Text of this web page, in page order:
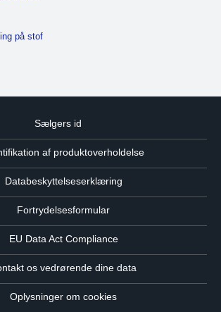
på stof
Sælgers id
af produktoverholdelse
Databeskyttelseserklæring
Fortrydelsesformular
EU Data Act Compliance
os vedrørende dine data
Oplysninger om cookies